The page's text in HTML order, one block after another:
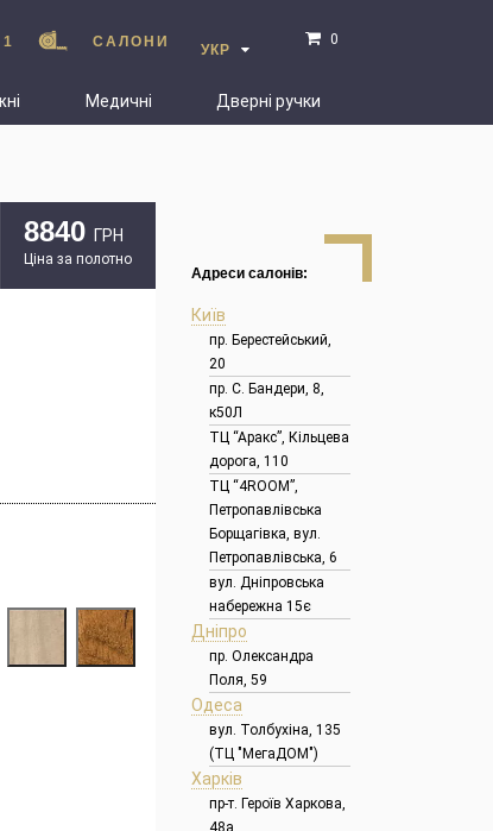
САЛОНИ УКР
0
Медичні Дверні ручки
8840 ГРН
Ціна за полотно
Адреси салонів:
Київ
пр. Берестейський,
20
пр. С. Бандери, 8,
к50Л
ТЦ “Аракс”, Кільцева
дорога, 110
ТЦ “4ROOM”,
Петропавлівська
Борщагівка, вул.
Петропавлівська, 6
вул. Дніпровська
набережна 15є
Дніпро
пр. Олександра
Поля, 59
Одеса
вул. Толбухіна, 135
(ТЦ "МегаДОМ")
Харків
пр-т. Героїв Харкова,
48а